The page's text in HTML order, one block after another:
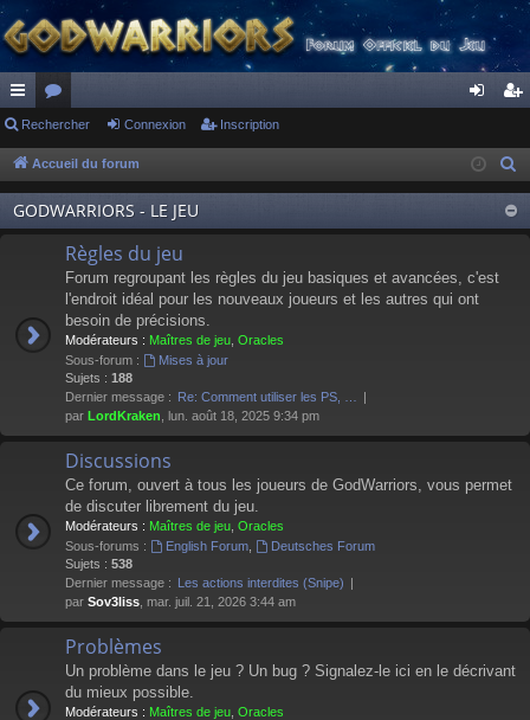
ac
co
ur
ci
or
u
m
s
ne
xi
on
cri
pti
on
Rechercher Connexion Inscription
Accueil du forum
GODWARRIORS - LE JEU
Règles du jeu
Forum regroupant les règles du jeu basiques et avancées, c'est
l'endroit idéal pour les nouveaux joueurs et les autres qui ont
besoin de précisions.
Modérateurs : Maîtres de jeu Oracles
Sous-forum :
Mises à jour
Sujets : 188
Dernier message : Re: Comment utiliser les PS, …
par LordKraken , lun. août 18, 2025 9:34 pm
Discussions
Ce forum, ouvert à tous les joueurs de GodWarriors, vous permet
de discuter librement du jeu.
Modérateurs : Maîtres de jeu Oracles
Sous-forums :
English Forum,
Deutsches Forum
Sujets : 538
Dernier message : Les actions interdites (Snipe)
par Sov3liss , mar. juil. 21, 2026 3:44 am
Problèmes
Un problème dans le jeu ? Un bug ? Signalez-le ici en le décrivant
du mieux possible.
Modérateurs : Maîtres de jeu Oracles